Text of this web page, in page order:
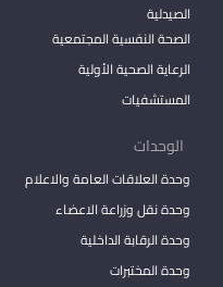
الصيدلية
الصحة النفسية المجتمعية
الرعاية الصحية الأولية
المستشفيات
الوحدات
وحدة العلاقات العامة والاعلام
وحدة نقل وزراعة الاعضاء
وحدة الرقابة الداخلية
وحدة المختبرات